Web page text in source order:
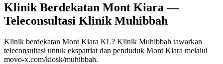
Klinik Berdekatan Mont Kiara —
Teleconsultasi Klinik Muhibbah
Klinik berdekatan Mont Kiara KL? Klinik Muhibbah tawarkan
teleconsultasi untuk ekspatriat dan penduduk Mont Kiara melalui
movo-x.com/kiosk/muhibbah.